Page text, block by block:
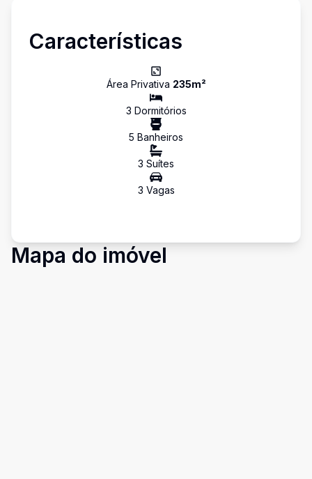
Características
Área Privativa 235m²
3 Dormitórios
5 Banheiros
3 Suítes
3 Vagas
Mapa do imóvel